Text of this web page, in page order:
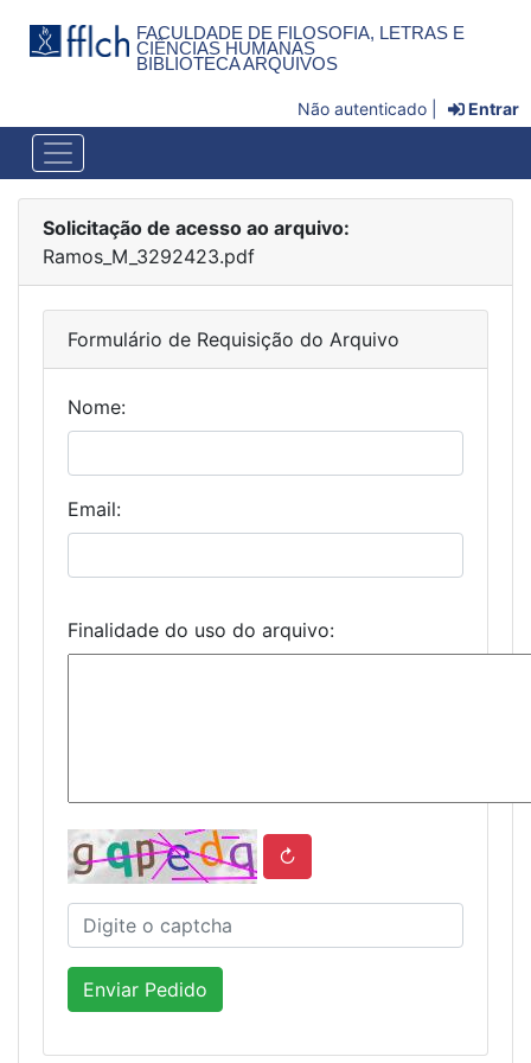
FACULDADE DE FILOSOFIA, LETRAS E
CIÊNCIAS HUMANAS
BIBLIOTECA ARQUIVOS
Não autenticado | Entrar
Solicitação de acesso ao arquivo:
Ramos_M_3292423.pdf
Formulário de Requisição do Arquivo
Nome:
Email:
Finalidade do uso do arquivo:
↻
Enviar Pedido